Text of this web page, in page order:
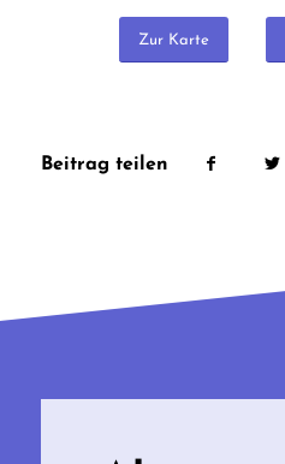
Zur Karte
Beitrag teilen